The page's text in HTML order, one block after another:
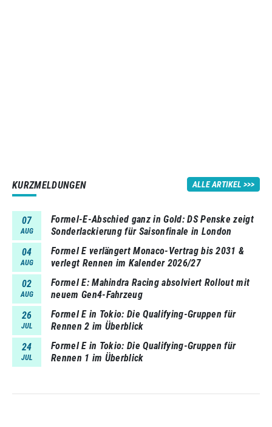
KURZMELDUNGEN ALLE ARTIKEL
07
AUG
Formel-E-Abschied ganz in Gold: DS Penske zeigt
Sonderlackierung für Saisonfinale in London
04
AUG
Formel E verlängert Monaco-Vertrag bis 2031 &
verlegt Rennen im Kalender 2026/27
02
AUG
Formel E: Mahindra Racing absolviert Rollout mit
neuem Gen4-Fahrzeug
26
JUL
Formel E in Tokio: Die Qualifying-Gruppen für
Rennen 2 im Überblick
24
JUL
Formel E in Tokio: Die Qualifying-Gruppen für
Rennen 1 im Überblick